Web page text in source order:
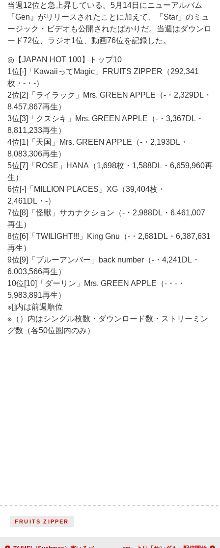
当週12位と急上昇している。5月14日にニューアルバム
『Gen』がリリースされたことに加えて、「Star」のミュ
ージック・ビデオも公開されたばかりだ。当週はダウンロ
ード72位、ラジオ1位、動画76位を記録した。
◎【JAPAN HOT 100】トップ10
1位[-]「KawaiiってMagic」FRUITS ZIPPER（292,341
枚・-・-）
2位[2]「ライラック」Mrs. GREEN APPLE（-・2,329DL・
8,457,867再生）
3位[3]「クスシキ」Mrs. GREEN APPLE（-・3,367DL・
8,811,233再生）
4位[1]「天国」Mrs. GREEN APPLE（-・2,193DL・
8,083,306再生）
5位[7]「ROSE」HANA（1,698枚・1,588DL・6,659,960再
生）
6位[-]「MILLION PLACES」XG（39,404枚・
2,461DL・-）
7位[8]「怪獣」サカナクション（-・2,988DL・6,461,007
再生）
8位[6]「TWILIGHT!!!」King Gnu（-・2,681DL・6,387,631
再生）
9位[9]「ブルーアンバー」back number（-・4,241DL・
6,003,566再生）
10位[10]「ダーリン」Mrs. GREEN APPLE（-・-・
5,983,891再生）
※[]内は前週順位
※（）内はシングル枚数・ダウンロード数・ストリーミン
グ数（各50位圏内のみ）
FRUITS ZIPPER